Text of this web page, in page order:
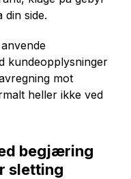
din side.
kundeopplysninger
mot
heller ikke ved
begjæring
sletting